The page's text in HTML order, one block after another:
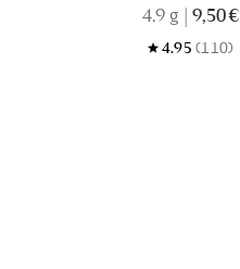
4.9 g 9,50 €
4.95 (110)